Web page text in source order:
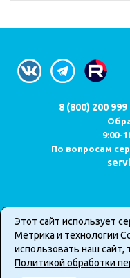
8 (800) 200 999
9:00-
По вопросам
Карта сайта
Публичная оферта о
Политика обработки
2026 © Все права
Этот сайт использует
Метрика и технологии
использовать наш сайт,
Политикой обработки